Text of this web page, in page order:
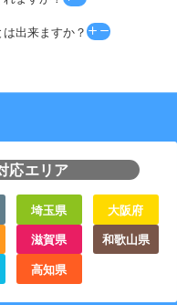
出来ますか？
応エリア
埼玉県
大阪府
滋賀県
和歌山県
高知県